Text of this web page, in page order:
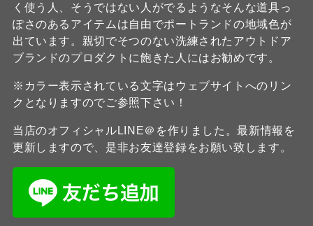
く使う人、そうではない人がでるようなそんな道具っ
ぽさのあるアイテムは自由でポートランドの地域色が
出ています。親切でそつのない洗練されたアウトドア
ブランドのプロダクトに飽きた人にはお勧めです。
※カラー表示されている文字はウェブサイトへのリン
クとなりますのでご参照下さい！
当店のオフィシャルLINE＠を作りました。最新情報を
更新しますので、是非お友達登録をお願い致します。